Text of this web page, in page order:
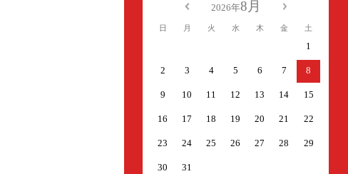
2026年8月
日 月 火 水 木 金 土
1
2 3 4 5 6 7 8
9 10 11 12 13 14 15
16 17 18 19 20 21 22
23 24 25 26 27 28 29
30 31